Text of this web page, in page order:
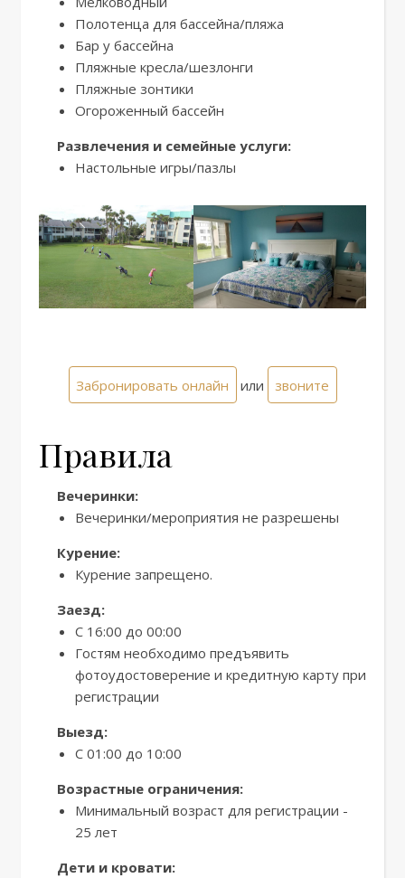
Полотенца для бассейна/пляжа
Бар у бассейна
Пляжные кресла/шезлонги
Пляжные зонтики
Огороженный бассейн
Развлечения и семейные услуги:
Настольные игры/пазлы
Забронировать онлайн или звоните
Правила
Вечеринки:
Вечеринки/мероприятия не разрешены
Курение:
Курение запрещено.
Заезд:
С 16:00 до 00:00
Гостям необходимо предъявить
фотоудостоверение и кредитную карту при
регистрации
Выезд:
С 01:00 до 10:00
Возрастные ограничения:
Минимальный возраст для регистрации -
25 лет
Дети и кровати: